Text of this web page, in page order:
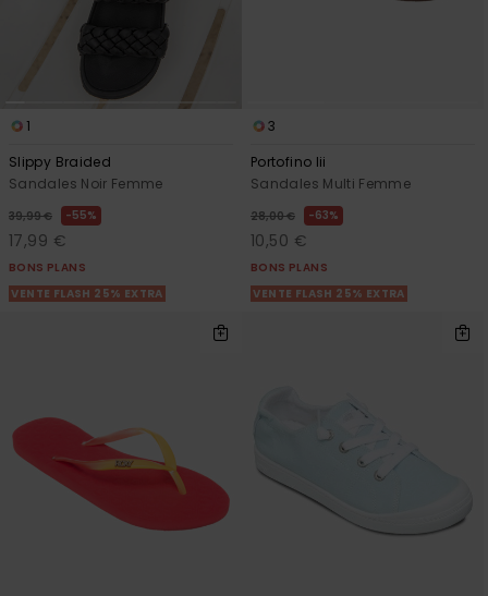
1
Slippy Braided
Sandales Noir Femme
39,99 € 55%
17,99 €
BONS PLANS
VENTE FLASH 25% EXTRA
3
Portofino Iii
Sandales Multi Femme
28,00 € 63%
10,50 €
BONS PLANS
VENTE FLASH 25% EXTRA